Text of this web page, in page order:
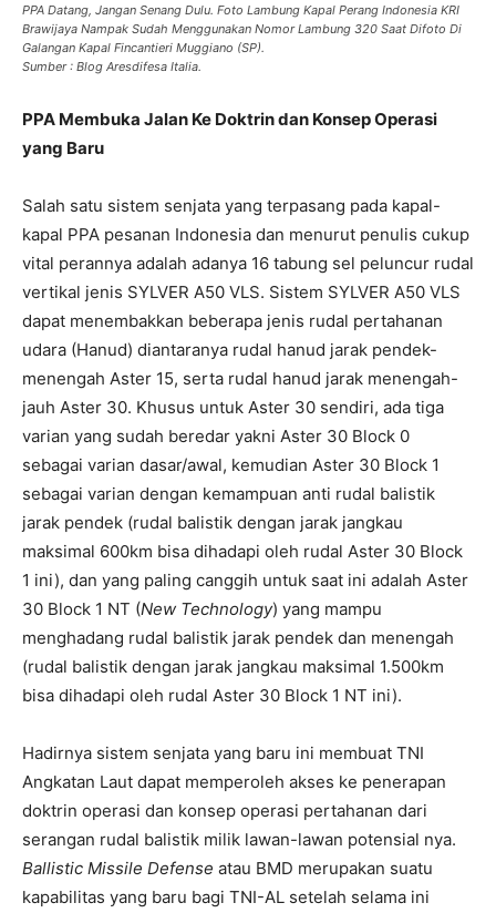
PPA Datang, Jangan Senang Dulu. Foto Lambung Kapal Perang Indonesia KRI
Brawijaya Nampak Sudah Menggunakan Nomor Lambung 320 Saat Difoto Di
Galangan Kapal Fincantieri Muggiano (SP).
Sumber : Blog Aresdifesa Italia.
PPA Membuka Jalan Ke Doktrin dan Konsep Operasi
yang Baru
Salah satu sistem senjata yang terpasang pada kapal-
kapal PPA pesanan Indonesia dan menurut penulis cukup
vital perannya adalah adanya 16 tabung sel peluncur rudal
vertikal jenis SYLVER A50 VLS. Sistem SYLVER A50 VLS
dapat menembakkan beberapa jenis rudal pertahanan
udara (Hanud) diantaranya rudal hanud jarak pendek-
menengah Aster 15, serta rudal hanud jarak menengah-
jauh Aster 30. Khusus untuk Aster 30 sendiri, ada tiga
varian yang sudah beredar yakni Aster 30 Block 0
sebagai varian dasar/awal, kemudian Aster 30 Block 1
sebagai varian dengan kemampuan anti rudal balistik
jarak pendek (rudal balistik dengan jarak jangkau
maksimal 600km bisa dihadapi oleh rudal Aster 30 Block
1 ini), dan yang paling canggih untuk saat ini adalah Aster
30 Block 1 NT (New Technology) yang mampu
menghadang rudal balistik jarak pendek dan menengah
(rudal balistik dengan jarak jangkau maksimal 1.500km
bisa dihadapi oleh rudal Aster 30 Block 1 NT ini).
Hadirnya sistem senjata yang baru ini membuat TNI
Angkatan Laut dapat memperoleh akses ke penerapan
doktrin operasi dan konsep operasi pertahanan dari
serangan rudal balistik milik lawan-lawan potensial nya.
Ballistic Missile Defense atau BMD merupakan suatu
kapabilitas yang baru bagi TNI-AL setelah selama ini